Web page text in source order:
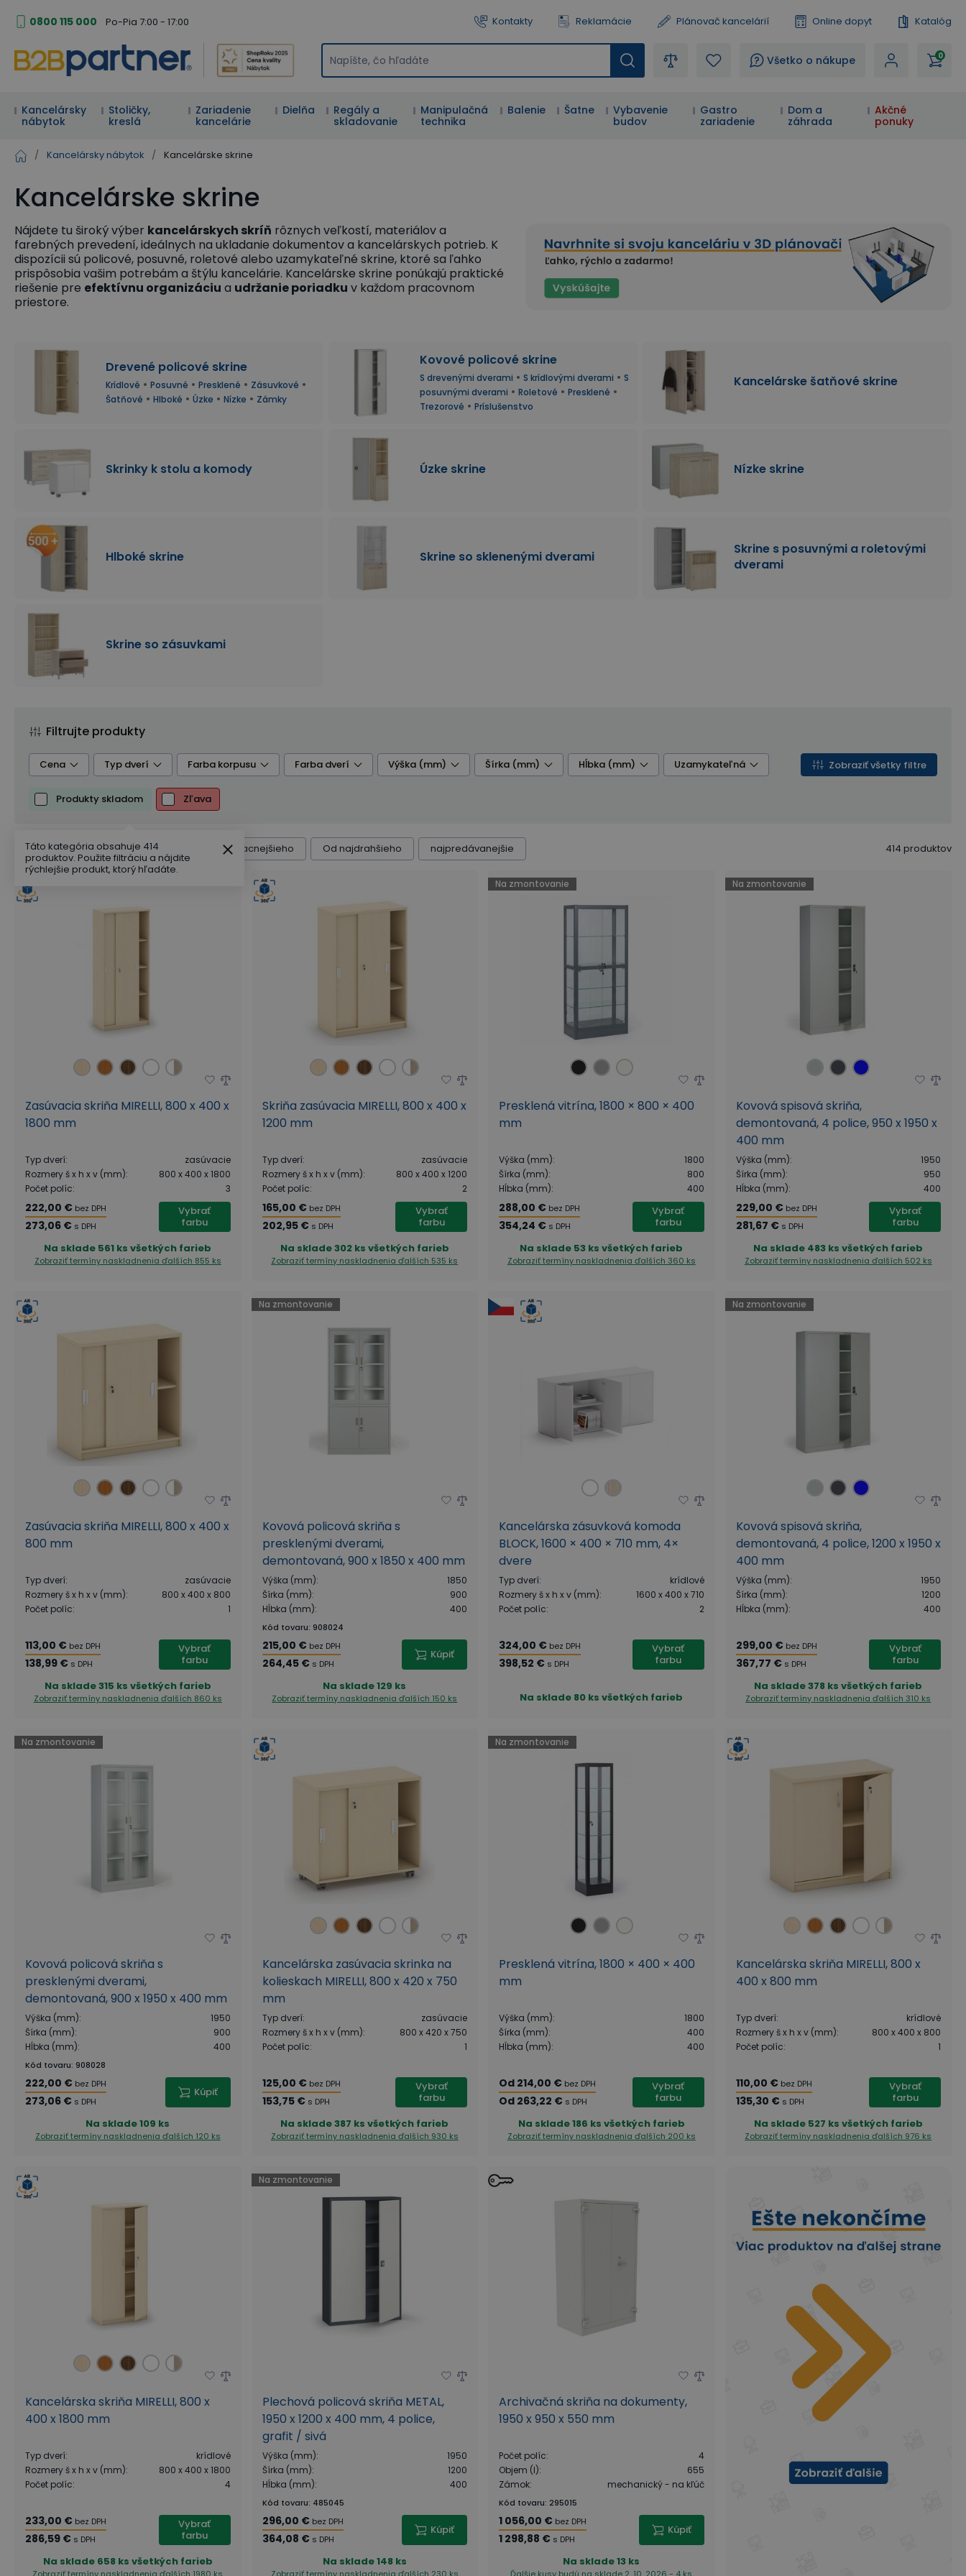
0800 115 000 Po-Pia 7:00 - 17:00 Kontakty Reklamácie Plánovač kancelárií Online dopyt Katalóg
? Všetko o nákupe 0
Kancelársky
nábytok
Stoličky,
kreslá
Zariadenie
kancelárie
Dielňa
Regály a
skladovanie
Manipulačná
technika
Balenie Šatne
Vybavenie
budov
Gastro
zariadenie
Dom a
záhrada
Akčné
ponuky
/ Kancelársky nábytok / Kancelárske skrine
Kancelárske skrine
Nájdete tu široký výber kancelárskych skríň rôznych veľkostí, materiálov a
farebných prevedení, ideálnych na ukladanie dokumentov a kancelárskych potrieb. K
dispozícii sú policové, posuvné, roletové alebo uzamykateľné skrine, ktoré sa ľahko
prispôsobia vašim potrebám a štýlu kancelárie. Kancelárske skrine ponúkajú praktické
riešenie pre efektívnu organizáciu a udržanie poriadku v každom pracovnom
priestore.
Drevené policové skrine
Krídlové • Posuvné • Presklené • Zásuvkové •
Šatňové • Hlboké • Úzke • Nízke • Zámky
Kovové policové skrine
S drevenými dverami • S krídlovými dverami • S
posuvnými dverami • Roletové • Presklené •
Trezorové • Príslušenstvo
Kancelárske šatňové skrine
Skrinky k stolu a komody Úzke skrine Nízke skrine
Hlboké skrine Skrine so sklenenými dverami
Skrine s posuvnými a roletovými
dverami
Skrine so zásuvkami
Filtrujte produkty
Cena Typ dverí Farba korpusu Farba dverí Výška (mm) Šírka (mm) Hĺbka (mm) Uzamykateľná Zobraziť všetky filtre
Produkty skladom Zľava
Radenie produktov Výchozí Od najlacnejšieho Od najdrahšieho najpredávanejšie 414 produktov
Zasúvacia skriňa MIRELLI, 800 x 400 x
1800 mm
Typ dverí:
zasúvacie
Rozmery š x h x v (mm):
800 x 400 x 1800
Počet políc: 3
222,00 € bez DPH
273,06 € s DPH
Vybrať
farbu
Na sklade 561 ks všetkých farieb
Zobraziť termíny naskladnenia ďalších 855 ks
Skriňa zasúvacia MIRELLI, 800 x 400 x
1200 mm
Typ dverí:
zasúvacie
Rozmery š x h x v (mm):
800 x 400 x 1200
Počet políc: 2
165,00 € bez DPH
202,95 € s DPH
Vybrať
farbu
Na sklade302 ks všetkých farieb
Zobraziť termíny naskladneniaďalších 535 ks
Na zmontovanie
Presklená vitrína, 1800 × 800 × 400
mm
Výška (mm):
1800
Šírka (mm):
800
Hĺbka (mm): 400
288,00 € bez DPH
354,24 € s DPH
Vybrať
farbu
Na sklade 53 ks všetkých farieb
Zobraziť termíny naskladnenia ďalších 360 ks
Na zmontovanie
Kovová spisová skriňa,
demontovaná, 4 police, 950 x 1950 x
400 mm
Výška (mm):
1950
Šírka (mm):
950
Hĺbka (mm): 400
229,00 € bez DPH
281,67 € s DPH
Vybrať
farbu
Na sklade 483 ks všetkých farieb
Zobraziť termíny naskladnenia ďalších 502 ks
Zasúvacia skriňa MIRELLI, 800 x 400 x
800 mm
Typ dverí:
zasúvacie
Rozmery š x h x v (mm):
800 x 400 x 800
Počet políc: 1
113,00 € bez DPH
138,99 € s DPH
Vybrať
farbu
Na sklade315 ks všetkých farieb
Zobraziť termíny naskladnenia ďalších 860 ks
Na zmontovanie
Kovová policová skriňa s
presklenými dverami,
demontovaná, 900 x 1850 x 400 mm
Výška (mm):
1850
Šírka (mm):
900
Hĺbka (mm): 400
Kód tovaru: 908024
215,00 € bez DPH
264,45 € s DPH
Kúpiť
Na sklade129 ks
Zobraziť termíny naskladneniaďalších 150 ks
Kancelárska zásuvková komoda
BLOCK, 1600 × 400 × 710 mm, 4×
dvere
Typ dverí:
krídlové
Rozmery š x h x v (mm):
1600 x 400 x 710
Počet políc: 2
324,00 € bez DPH
398,52 € s DPH
Vybrať
farbu
Na sklade 80 ks všetkých farieb
Na zmontovanie
Kovová spisová skriňa,
demontovaná, 4 police, 1200 x 1950 x
400 mm
Výška (mm):
1950
Šírka (mm):
1200
Hĺbka (mm): 400
299,00 € bez DPH
367,77 € s DPH
Vybrať
farbu
Na sklade378 ks všetkých farieb
Zobraziť termíny naskladneniaďalších 310 ks
Na zmontovanie
Kovová policová skriňa s
presklenými dverami,
demontovaná, 900 x 1950 x 400 mm
Výška (mm):
1950
Šírka (mm):
900
Hĺbka (mm): 400
Kód tovaru: 908028
222,00 € bez DPH
273,06 € s DPH
Kúpiť
Na sklade109 ks
Zobraziť termíny naskladnenia ďalších 120 ks
Kancelárska zasúvacia skrinka na
kolieskach MIRELLI, 800 x 420 x 750
mm
Typ dverí:
zasúvacie
Rozmery š x h x v (mm):
800 x 420 x 750
Počet políc: 1
125,00 € bez DPH
153,75 € s DPH
Vybrať
farbu
Na sklade387 ks všetkých farieb
Zobraziť termíny naskladnenia ďalších 930 ks
Na zmontovanie
Presklená vitrína, 1800 × 400 × 400
mm
Výška (mm):
1800
Šírka (mm):
400
Hĺbka (mm): 400
Od 214,00 € bez DPH
Od 263,22 € s DPH
Vybrať
farbu
Na sklade186 ks všetkých farieb
Zobraziť termíny naskladnenia ďalších 200 ks
Kancelárska skriňa MIRELLI, 800 x
400 x 800 mm
Typ dverí:
krídlové
Rozmery š x h x v (mm):
800 x 400 x 800
Počet políc: 1
110,00 € bez DPH
135,30 € s DPH
Vybrať
farbu
Na sklade 527 ks všetkých farieb
Zobraziť termíny naskladneniaďalších 976 ks
Kancelárska skriňa MIRELLI, 800 x
400 x 1800 mm
Typ dverí:
krídlové
Rozmery š x h x v (mm):
800 x 400 x 1800
Počet políc: 4
233,00 € bez DPH
286,59 € s DPH
Vybrať
farbu
Na sklade 658 ks všetkých farieb
Na zmontovanie
Plechová policová skriňa METAL,
1950 x 1200 x 400 mm, 4 police,
grafit / sivá
Výška (mm):
1950
Šírka (mm):
1200
Hĺbka (mm): 400
Kód tovaru: 485045
296,00 € bez DPH
364,08 € s DPH
Kúpiť
Na sklade148 ks
Archivačná skriňa na dokumenty,
1950 x 950 x 550 mm
Počet políc:
4
Objem (l):
655
Zámok: mechanický - na kľúč
Kód tovaru: 295015
1 056,00 € bez DPH
1 298,88 € s DPH
Kúpiť
Na sklade13 ks
Táto kategória obsahuje 414
produktov. Použite filtráciu a nájdite
rýchlejšie produkt, ktorý hľadáte.